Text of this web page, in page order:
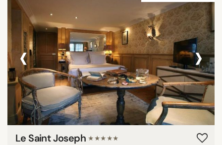
‹ ›
Le Saint Joseph ★★★★★